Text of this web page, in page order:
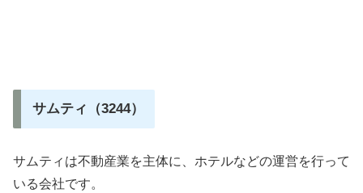
サムティ（3244）
サムティは不動産業を主体に、ホテルなどの運営を行って
いる会社です。